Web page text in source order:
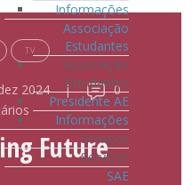
Informações
Associação
Estudantes
Associação
Estudantes
Presidente AE
Informações
Serviços
Serviços
SAE
TV
2024 |
0
Future